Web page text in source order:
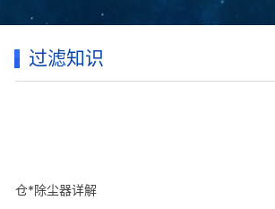
过滤知识
仓*除尘器详解